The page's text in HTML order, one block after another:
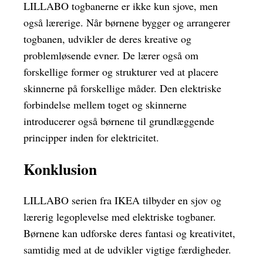
LILLABO togbanerne er ikke kun sjove, men
også lærerige. Når børnene bygger og arrangerer
togbanen, udvikler de deres kreative og
problemløsende evner. De lærer også om
forskellige former og strukturer ved at placere
skinnerne på forskellige måder. Den elektriske
forbindelse mellem toget og skinnerne
introducerer også børnene til grundlæggende
principper inden for elektricitet.
Konklusion
LILLABO serien fra IKEA tilbyder en sjov og
lærerig legoplevelse med elektriske togbaner.
Børnene kan udforske deres fantasi og kreativitet,
samtidig med at de udvikler vigtige færdigheder.